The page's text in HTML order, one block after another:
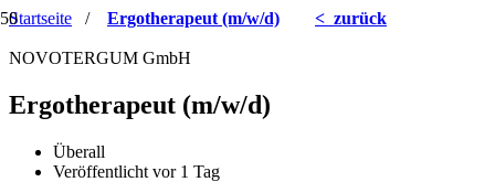
Startseite / Ergotherapeut (m/w/d) < zurück
NOVOTERGUM GmbH
Ergotherapeut (m/w/d)
Überall
Veröffentlicht vor 1 Tag